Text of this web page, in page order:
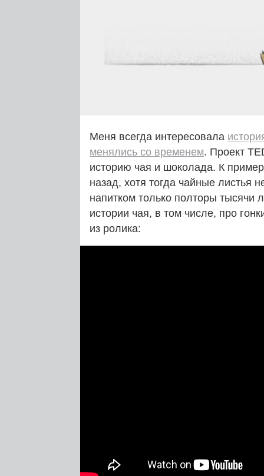
Меня всегда интересовала
менялись со временем. Проект
историю чая и шоколада. К
назад, хотя тогда чайные листья
напитком только полторы тысячи
истории чая, в том числе, про
из ролика: